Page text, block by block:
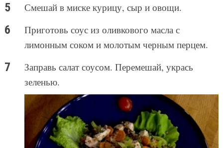
Смешай в миске курицу, сыр и овощи.
Приготовь соус из оливкового масла с
лимонным соком и молотым черным перцем.
Заправь салат соусом. Перемешай, укрась
зеленью.